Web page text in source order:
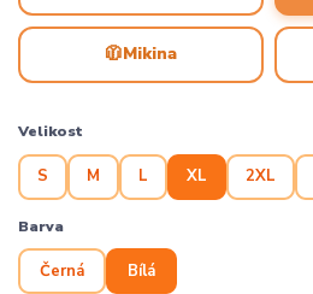
🧥Mikina
Velikost
S M L XL 2XL
Barva
Černá Bílá